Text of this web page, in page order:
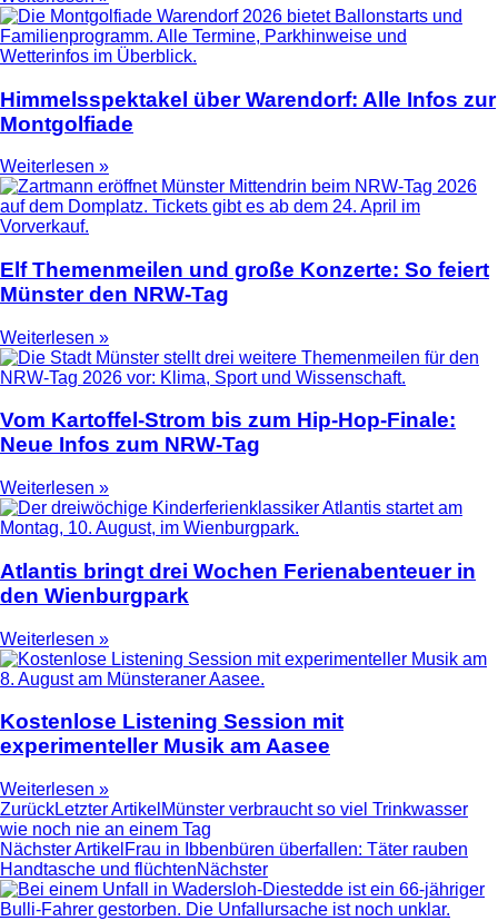
Himmelsspektakel über Warendorf: Alle Infos zur
Montgolfiade
Weiterlesen »
Elf Themenmeilen und große Konzerte: So feiert
Münster den NRW-Tag
Weiterlesen »
Vom Kartoffel-Strom bis zum Hip-Hop-Finale:
Neue Infos zum NRW-Tag
Weiterlesen »
Atlantis bringt drei Wochen Ferienabenteuer in
den Wienburgpark
Weiterlesen »
Kostenlose Listening Session mit
experimenteller Musik am Aasee
Weiterlesen »
ZurückLetzter Artikel Münster verbraucht so viel Trinkwasser
wie noch nie an einem Tag
Nächster Artikel Frau in Ibbenbüren überfallen: Täter rauben
Handtasche und flüchtenNächster